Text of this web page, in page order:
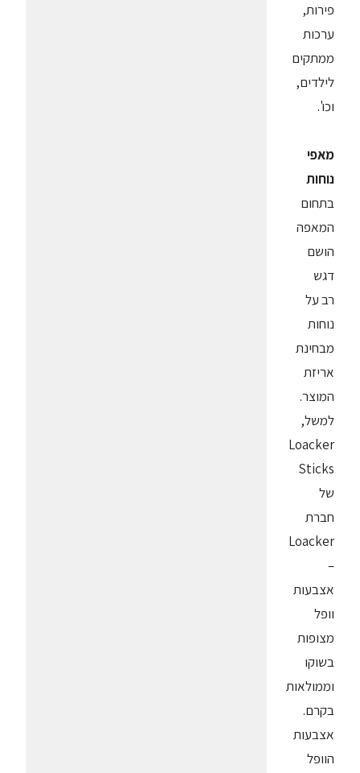
פירות,
ערכות
ממתקים
לילדים,
וכו'.
מאפי
נוחות
בתחום
המאפה
הושם
דגש
רב על
נוחות
מבחינת
אריזת
המוצר.
למשל,
Loacker
Sticks
של
חברת
Loacker
–
אצבעות
וופל
מצופות
בשוקו
וממולאות
בקרם.
אצבעות
הוופל